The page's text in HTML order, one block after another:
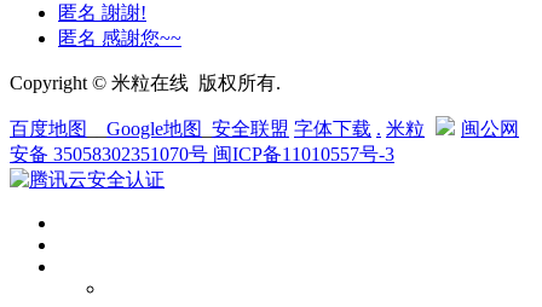
匿名 謝謝!
匿名 感謝您~~
Copyright © 米粒在线 版权所有.
百度地图 Google地图 安全联盟 字体下载 . 米粒
闽公网
安备 35058302351070号 闽ICP备11010557号-3